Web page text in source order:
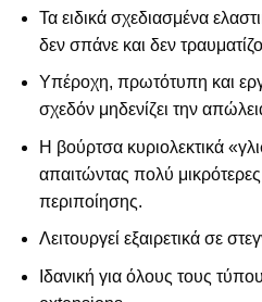
Τα ειδικά σχεδιασμένα
δεν σπάνε και δεν
Υπέροχη, πρωτότυπη και
σχεδόν μηδενίζει την
Η βούρτσα κυριολεκτικά
απαιτώντας πολύ
περιποίησης.
Λειτουργεί εξαιρετικά σε
Ιδανική για όλους τους